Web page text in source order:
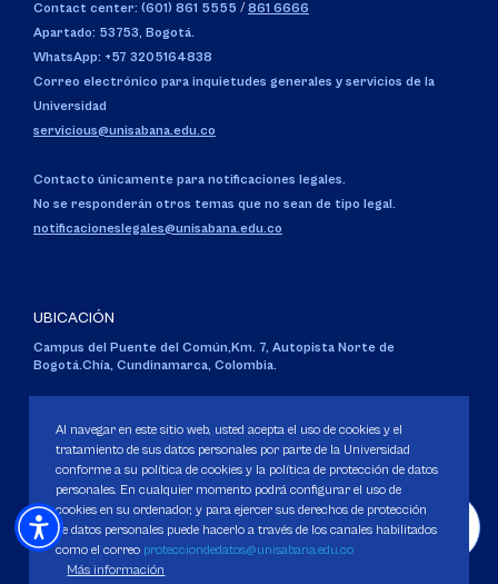
Contact center: (601) 861 5555 / 861 6666
Apartado: 53753, Bogotá.
WhatsApp: +57 3205164838
Correo electrónico para inquietudes generales y servicios de la
Universidad
servicious@unisabana.edu.co
Contacto únicamente para notificaciones legales.
No se responderán otros temas que no sean de tipo legal.
notificacioneslegales@unisabana.edu.co
UBICACIÓN
Campus del Puente del Común,Km. 7, Autopista Norte de
Bogotá.Chía, Cundinamarca, Colombia.
Personería Jurídica:Resolución 130 del 14 de enero de 1980.
Ministerio de Educación Nacional.
Política de Protección de datos
Al navegar en este sitio web, usted acepta el uso de cookies y el
tratamiento de sus datos personales por parte de la Universidad
conforme a su política de cookies y la política de protección de datos
personales. En cualquier momento podrá configurar el uso de
cookies en su ordenador, y para ejercer sus derechos de protección
de datos personales puede hacerlo a través de los canales habilitados
como el correo protecciondedatos@unisabana.edu.co
Más información